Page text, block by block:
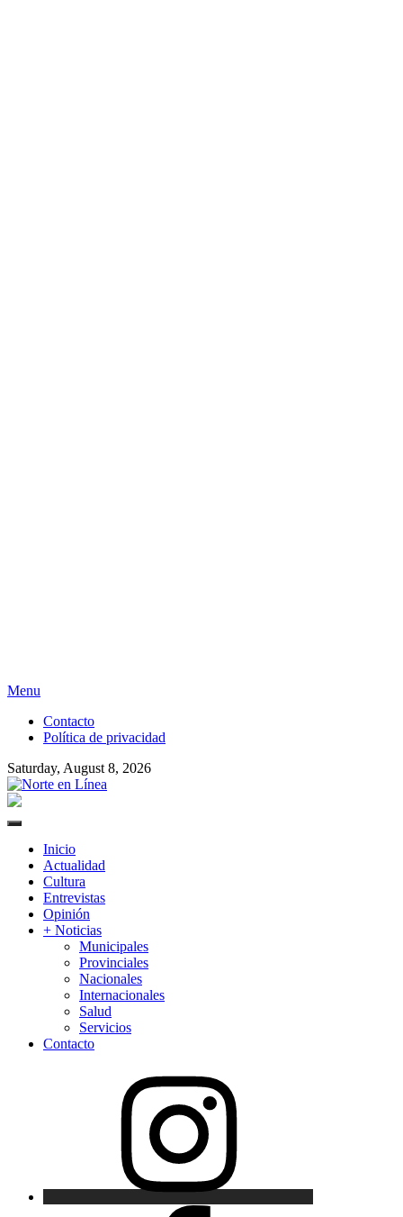
Skip
content
Menu
Contacto
Política de privacidad
Saturday, August 8, 2026
Primary
Inicio
Actualidad
Cultura
Entrevistas
Opinión
+ Noticias
Municipales
Provinciales
Nacionales
Internacionales
Salud
Servicios
Contacto